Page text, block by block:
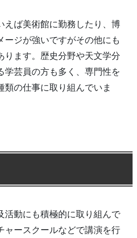
えば美術館に勤務したり、博
ージが強いですがその他にも
ります。歴史分野や天文学分
学芸員の方も多く、専門性を
類の仕事に取り組んでいま
活動にも積極的に取り組んで
ャースクールなどで講演を行